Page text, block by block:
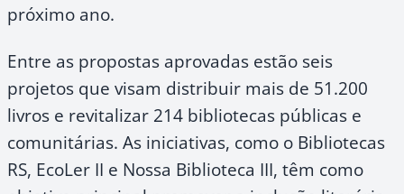
próximo ano.
Entre as propostas aprovadas estão seis
projetos que visam distribuir mais de 51.200
livros e revitalizar 214 bibliotecas públicas e
comunitárias. As iniciativas, como o Bibliotecas
RS, EcoLer II e Nossa Biblioteca III, têm como